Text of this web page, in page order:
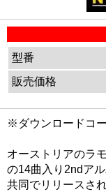
型番
販売価格
※ダウンロードコ
オーストリアのラ
の14曲入り2ndア
共同でリリースさ